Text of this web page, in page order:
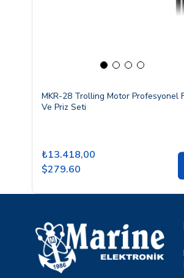
MKR-28 Trolling Motor Profesyonel
Ve Priz Seti
₺13.418,00
$279.60